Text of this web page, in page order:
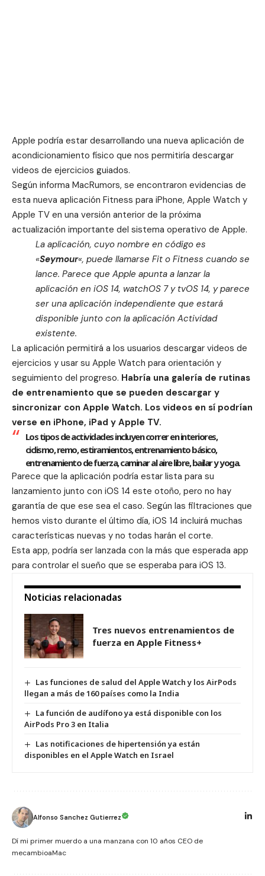
Apple podría estar desarrollando una nueva aplicación de
acondicionamiento físico que nos permitiría descargar
videos de ejercicios guiados.
Según informa MacRumors, se encontraron evidencias de
esta nueva aplicación Fitness para iPhone, Apple Watch y
Apple TV en una versión anterior de la próxima
actualización importante del sistema operativo de Apple.
La aplicación, cuyo nombre en código es
«Seymour«, puede llamarse Fit o Fitness cuando se
lance. Parece que Apple apunta a lanzar la
aplicación en iOS 14, watchOS 7 y tvOS 14, y parece
ser una aplicación independiente que estará
disponible junto con la aplicación Actividad
existente.
La aplicación permitirá a los usuarios descargar videos de
ejercicios y usar su Apple Watch para orientación y
seguimiento del progreso. Habría una galería de rutinas
de entrenamiento que se pueden descargar y
sincronizar con Apple Watch. Los videos en sí podrían
verse en iPhone, iPad y Apple TV.
Los tipos de actividades incluyen correr en interiores,
ciclismo, remo, estiramientos, entrenamiento básico,
entrenamiento de fuerza, caminar al aire libre, bailar y yoga.
Parece que la aplicación podría estar lista para su
lanzamiento junto con iOS 14 este otoño, pero no hay
garantía de que ese sea el caso. Según las filtraciones que
hemos visto durante el último día, iOS 14 incluirá muchas
características nuevas y no todas harán el corte.
Esta app, podría ser lanzada con la más que esperada app
para controlar el sueño que se esperaba para iOS 13.
Noticias relacionadas
Tres nuevos entrenamientos de
fuerza en Apple Fitness+
Las funciones de salud del Apple Watch y los AirPods
llegan a más de 160 países como la India
La función de audífono ya está disponible con los
AirPods Pro 3 en Italia
Las notificaciones de hipertensión ya están
disponibles en el Apple Watch en Israel
Alfonso Sanchez Gutierrez
Dí mi primer muerdo a una manzana con 10 años CEO de
mecambioaMac